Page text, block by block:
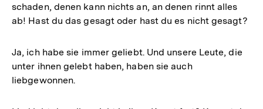
schaden, denen kann nichts an, an denen rinnt alles
ab! Hast du das gesagt oder hast du es nicht gesagt?
Ja, ich habe sie immer geliebt. Und unsere Leute, die
unter ihnen gelebt haben, haben sie auch
liebgewonnen.